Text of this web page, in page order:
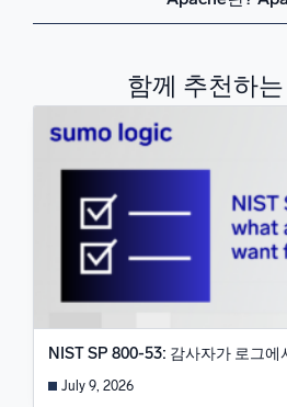
함께 추천하
NIST SP 800-53: 감사자가 로그에
July 9, 2026